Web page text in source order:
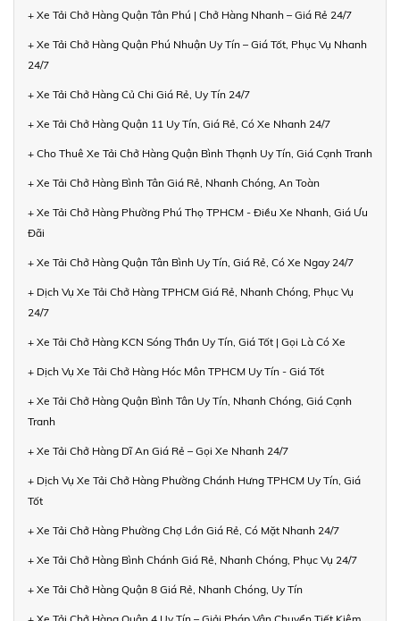
+ Xe Tải Chở Hàng Quận Tân Phú | Chở Hàng Nhanh – Giá Rẻ 24/7
+ Xe Tải Chở Hàng Quận Phú Nhuận Uy Tín – Giá Tốt, Phục Vụ Nhanh
24/7
+ Xe Tải Chở Hàng Củ Chi Giá Rẻ, Uy Tín 24/7
+ Xe Tải Chở Hàng Quận 11 Uy Tín, Giá Rẻ, Có Xe Nhanh 24/7
+ Cho Thuê Xe Tải Chở Hàng Quận Bình Thạnh Uy Tín, Giá Cạnh Tranh
+ Xe Tải Chở Hàng Bình Tân Giá Rẻ, Nhanh Chóng, An Toàn
+ Xe Tải Chở Hàng Phường Phú Thọ TPHCM - Điều Xe Nhanh, Giá Ưu
Đãi
+ Xe Tải Chở Hàng Quận Tân Bình Uy Tín, Giá Rẻ, Có Xe Ngay 24/7
+ Dịch Vụ Xe Tải Chở Hàng TPHCM Giá Rẻ, Nhanh Chóng, Phục Vụ
24/7
+ Xe Tải Chở Hàng KCN Sóng Thần Uy Tín, Giá Tốt | Gọi Là Có Xe
+ Dịch Vụ Xe Tải Chở Hàng Hóc Môn TPHCM Uy Tín - Giá Tốt
+ Xe Tải Chở Hàng Quận Bình Tân Uy Tín, Nhanh Chóng, Giá Cạnh
Tranh
+ Xe Tải Chở Hàng Dĩ An Giá Rẻ – Gọi Xe Nhanh 24/7
+ Dịch Vụ Xe Tải Chở Hàng Phường Chánh Hưng TPHCM Uy Tín, Giá
Tốt
+ Xe Tải Chở Hàng Phường Chợ Lớn Giá Rẻ, Có Mặt Nhanh 24/7
+ Xe Tải Chở Hàng Bình Chánh Giá Rẻ, Nhanh Chóng, Phục Vụ 24/7
+ Xe Tải Chở Hàng Quận 8 Giá Rẻ, Nhanh Chóng, Uy Tín